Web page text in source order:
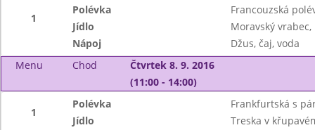
1
Polévka
Francouzská
Jídlo
Moravský
Nápoj
Džus, čaj, voda
Menu
Chod
Čtvrtek 8. 9. 2016
(11:00 - 14:00)
1
Polévka
Frankfurtská s
Jídlo
Treska v